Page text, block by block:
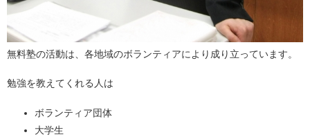
無料塾の活動は、各地域のボランティアにより成り立っています。
勉強を教えてくれる人は
ボランティア団体
大学生